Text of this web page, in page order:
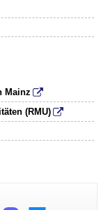
Mainz
(RMU)